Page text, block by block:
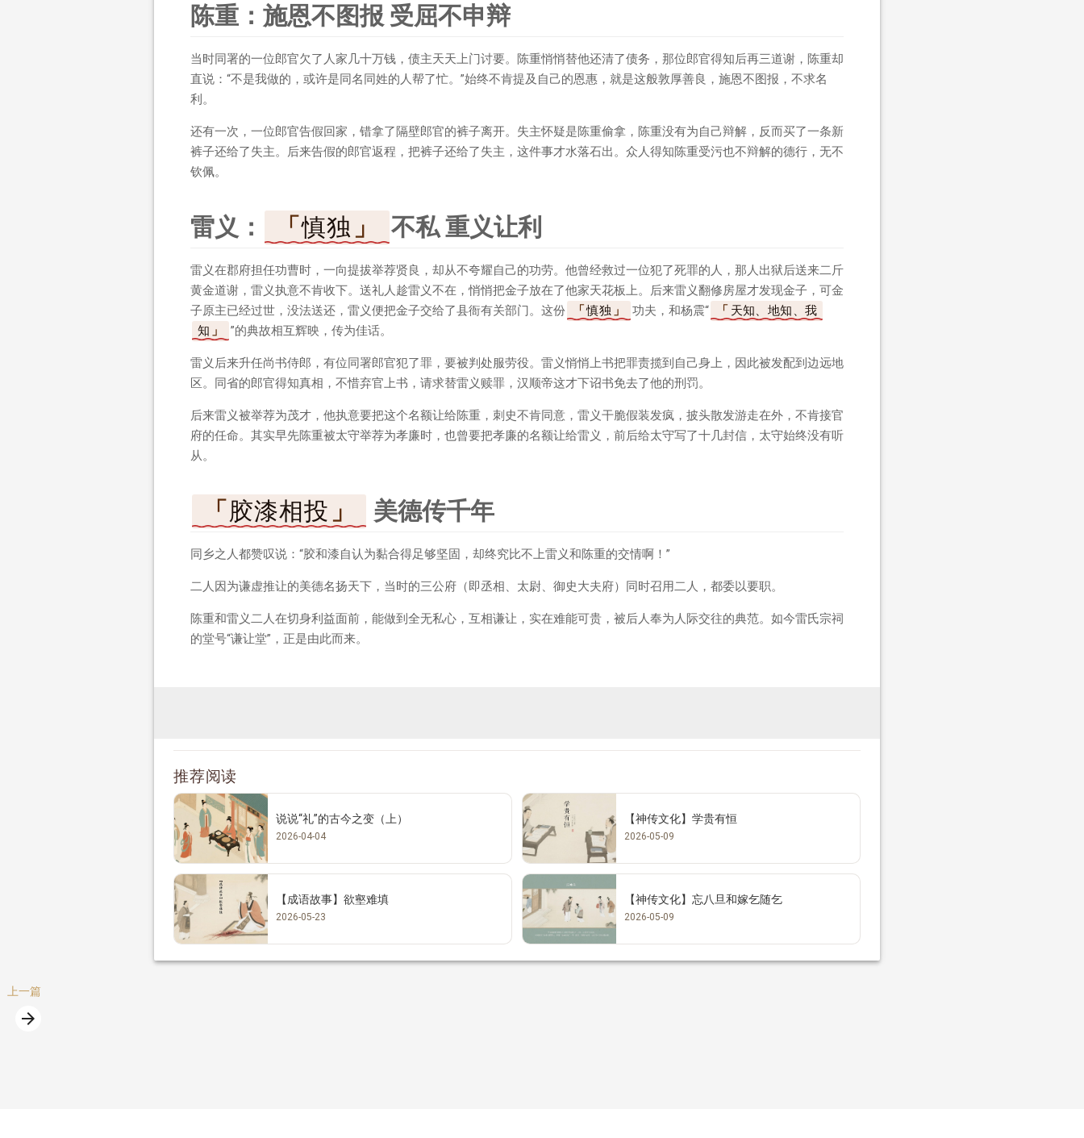
陈重：施恩不图报 受屈不申辩
当时同署的一位郎官欠了人家几十万钱，债主天天上门讨要。陈重悄悄替他还清了债务，那位郎官得知后再三道谢，陈重却
直说：“不是我做的，或许是同名同姓的人帮了忙。”始终不肯提及自己的恩惠，就是这般敦厚善良，施恩不图报，不求名
利。
还有一次，一位郎官告假回家，错拿了隔壁郎官的裤子离开。失主怀疑是陈重偷拿，陈重没有为自己辩解，反而买了一条新
裤子还给了失主。后来告假的郎官返程，把裤子还给了失主，这件事才水落石出。众人得知陈重受污也不辩解的德行，无不
钦佩。
雷义： 慎独 不私 重义让利
雷义在郡府担任功曹时，一向提拔举荐贤良，却从不夸耀自己的功劳。他曾经救过一位犯了死罪的人，那人出狱后送来二斤
黄金道谢，雷义执意不肯收下。送礼人趁雷义不在，悄悄把金子放在了他家天花板上。后来雷义翻修房屋才发现金子，可金
子原主已经过世，没法送还，雷义便把金子交给了县衙有关部门。这份
慎独 功夫，和杨震“
天知、地知、我
知
”的典故相互辉映，传为佳话。
雷义后来升任尚书侍郎，有位同署郎官犯了罪，要被判处服劳役。雷义悄悄上书把罪责揽到自己身上，因此被发配到边远地
区。同省的郎官得知真相，不惜弃官上书，请求替雷义赎罪，汉顺帝这才下诏书免去了他的刑罚。
后来雷义被举荐为茂才，他执意要把这个名额让给陈重，刺史不肯同意，雷义干脆假装发疯，披头散发游走在外，不肯接官
府的任命。其实早先陈重被太守举荐为孝廉时，也曾要把孝廉的名额让给雷义，前后给太守写了十几封信，太守始终没有听
从。
胶漆相投 美德传千年
同乡之人都赞叹说：“胶和漆自认为黏合得足够坚固，却终究比不上雷义和陈重的交情啊！”
二人因为谦虚推让的美德名扬天下，当时的三公府（即丞相、太尉、御史大夫府）同时召用二人，都委以要职。
陈重和雷义二人在切身利益面前，能做到全无私心，互相谦让，实在难能可贵，被后人奉为人际交往的典范。如今雷氏宗祠
的堂号“谦让堂”，正是由此而来。
推荐阅读
说说“礼”的古今之变（上）
2026-04-04
【神传文化】学贵有恒
2026-05-09
【成语故事】欲壑难填
2026-05-23
【神传文化】忘八旦和嫁乞随乞
2026-05-09
一篇
arrow_forward